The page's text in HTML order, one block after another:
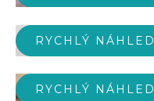
RYCHLÝ NÁHLED
RYCHLÝ NÁHLED